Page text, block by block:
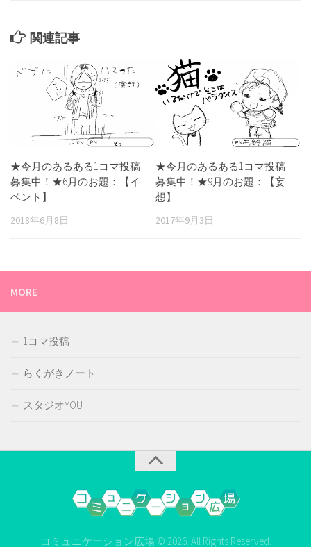
関連記事
★今月のあるある1コマ投稿
募集中！★6月のお題：【イ
ベント】
2018年6月8日
★今月のあるある1コマ投稿
募集中！★9月のお題：【妄
想】
2017年9月3日
MORE
1コマ投稿
らくがきノート
スタジオYOU
コミュニケーション広場 © 2026. All Rights Reserved.